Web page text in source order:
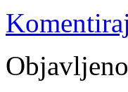
Komentiraj